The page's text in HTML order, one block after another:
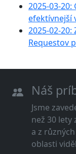
2025-03-20:
efektívnejší
2025-02-
Requestov
Náš
Jsme
než 30
a z
oblasti